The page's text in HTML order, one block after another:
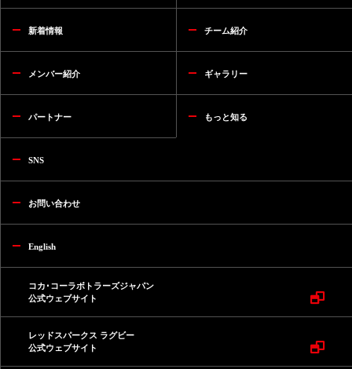
新着情報 チーム紹介
メンバー紹介 ギャラリー
パートナー もっと知る
SNS
お問い合わせ
English
コカ･コーラボトラーズジャパン
公式ウェブサイト
レッドスパークス ラグビー
公式ウェブサイト